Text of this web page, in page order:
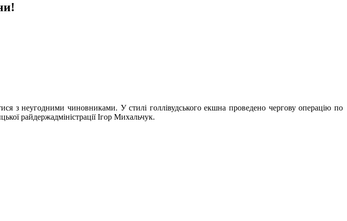
з неугодними чиновниками. У стилі голлівудського екшна проведено чергову операцію по
райдержадміністрації Ігор Михальчук.